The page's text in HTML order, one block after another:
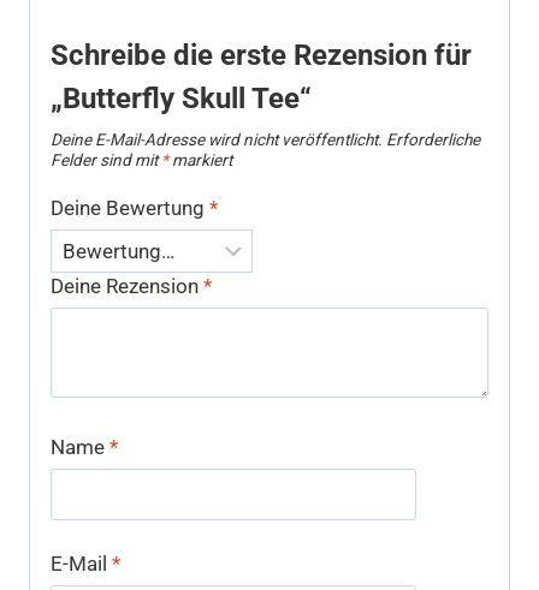
Schreibe die erste Rezension für
„Butterfly Skull Tee“
Deine E-Mail-Adresse wird nicht veröffentlicht. Erforderliche
Felder sind mit*markiert
Deine Bewertung *
Deine Rezension *
Name *
E-Mail *